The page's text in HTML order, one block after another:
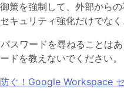
策を強制して、外部から
キュリティ強化だけでな
スワードを尋ねることは
ドを教えないでください。
ぐ！Google Workspace